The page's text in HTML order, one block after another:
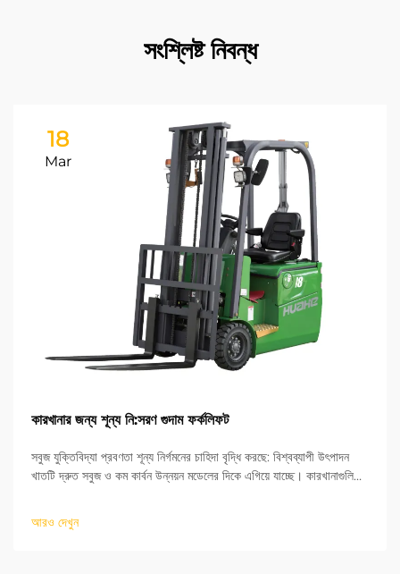
সংশ্লিষ্ট নিবন্ধ
18
Mar
কারখানার জন্য শূন্য নি:সরণ গুদাম ফর্কলিফট
সবুজ যুক্তিবিদ্যা প্রবণতা শূন্য নির্গমনের চাহিদা বৃদ্ধি করছে: বিশ্বব্যাপী উৎপাদন
খাতটি দ্রুত সবুজ ও কম কার্বন উন্নয়ন মডেলের দিকে এগিয়ে যাচ্ছে। কারখানাগুলিতে
আরও দেখুন